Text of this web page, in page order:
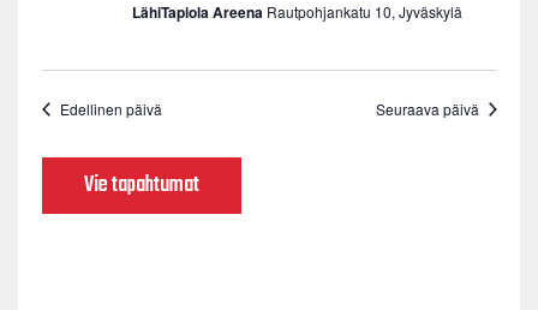
LähiTapiola Areena Rautpohjankatu 10, Jyväskylä
Edellinen päivä Seuraava päivä
Vie tapahtumat